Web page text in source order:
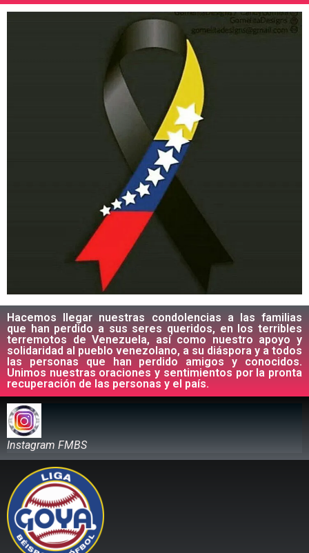
Hacemos llegar nuestras condolencias a las familias
que han perdido a sus seres queridos, en los terribles
terremotos de Venezuela, así como nuestro apoyo y
solidaridad al pueblo venezolano, a su diáspora y a todos
las personas que han perdido amigos y conocidos.
Unimos nuestras oraciones y sentimientos por la pronta
recuperación de las personas y el país.
Instagram FMBS